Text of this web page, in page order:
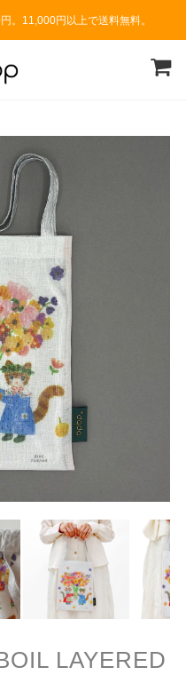
。11,000円以上で送料無料。
LAYERED